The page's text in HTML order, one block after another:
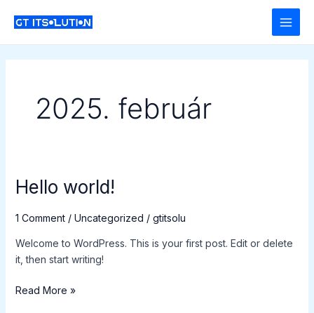
Main
2025. február
Hello world!
1 Comment / Uncategorized / gtitsolu
Welcome to WordPress. This is your first post. Edit or delete
it, then start writing!
Hello
Read More »